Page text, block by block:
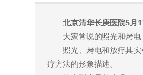
北京清华长庚医院5月
大家常说的照光和烤电
照光、烤电和放疗其实都
疗方法的形象描述。